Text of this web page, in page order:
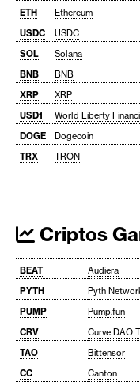
ETH
Ethereum
USDC
USDC
SOL
Solana
BNB
BNB
XRP
XRP
USD1
World Liberty
DOGE
Dogecoin
TRX
TRON
Criptos
BEAT Audiera
PYTH
Pyth
PUMP
Pump.fun
CRV
Curve DAO
TAO
Bittensor
CC
Canton